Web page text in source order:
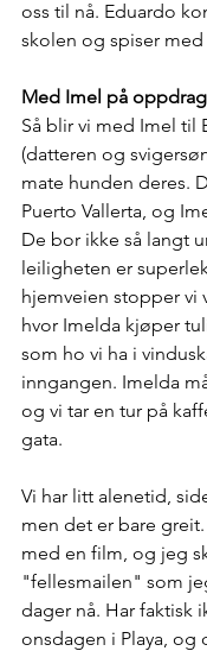
oss til nå. Eduardo
skolen og spiser med
Med Imel på oppdrag
Så blir vi med Imel til
(datteren og
mate hunden deres.
Puerto Vallerta, og
De bor ikke så langt
leiligheten er
hjemveien stopper vi
hvor Imelda kjøper
som ho vi ha i
inngangen. Imelda
og vi tar en tur på
gata.
Vi har litt alenetid,
men det er bare
med en film, og jeg
"fellesmailen" som
dager nå. Har faktisk
onsdagen i Playa, og